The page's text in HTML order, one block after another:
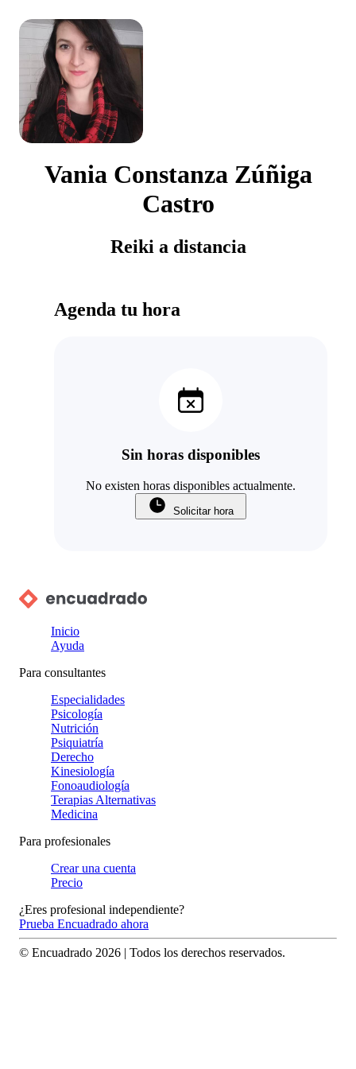
Vania Constanza Zúñiga
Castro
Reiki a distancia
Agenda tu hora
Sin horas disponibles
No existen horas disponibles actualmente.
Solicitar hora
Inicio
Ayuda
Para consultantes
Especialidades
Psicología
Nutrición
Psiquiatría
Derecho
Kinesiología
Fonoaudiología
Terapias Alternativas
Medicina
Para profesionales
Crear una cuenta
Precio
¿Eres profesional independiente?
Prueba Encuadrado ahora
© Encuadrado 2026 | Todos los derechos reservados.